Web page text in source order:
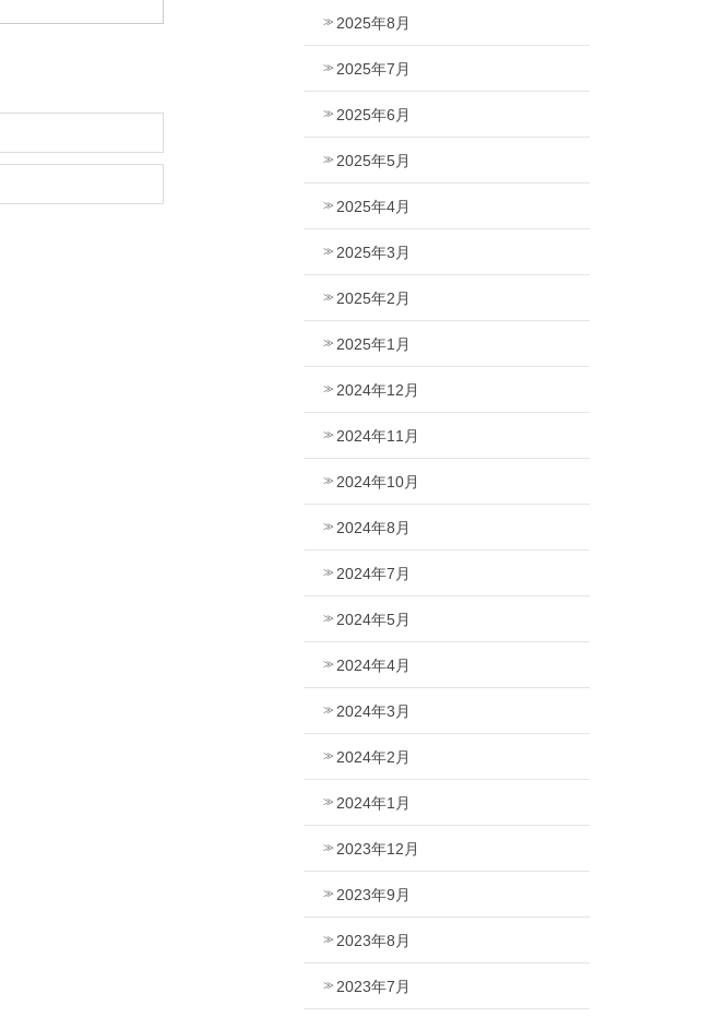
2025年8月
2025年7月
2025年6月
2025年5月
2025年4月
2025年3月
2025年2月
2025年1月
2024年12月
2024年11月
2024年10月
2024年8月
2024年7月
2024年5月
2024年4月
2024年3月
2024年2月
2024年1月
2023年12月
2023年9月
2023年8月
2023年7月